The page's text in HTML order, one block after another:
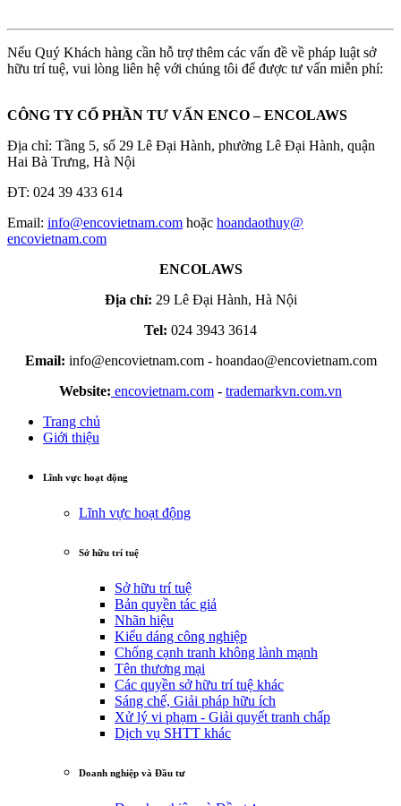
Nếu Quý Khách hàng cần hỗ trợ thêm các vấn đề về pháp luật sở
hữu trí tuệ, vui lòng liên hệ với chúng tôi để được tư vấn miễn phí:
CÔNG TY CỔ PHẦN TƯ VẤN ENCO – ENCOLAWS
Địa chỉ: Tầng 5, số 29 Lê Đại Hành, phường Lê Đại Hành, quận
Hai Bà Trưng, Hà Nội
ĐT: 024 39 433 614
Email: info​@​encovietnam.com hoặc hoandaothuy​@
encovietnam.com
ENCOLAWS
Địa chỉ: 29 Lê Đại Hành, Hà Nội
Tel: 024 3943 3614
Email: info@encovietnam.com- hoandao@encovietnam.com
Website: encovietnam.com - trademarkvn.com.vn
Trang chủ
Giới thiệu
Lĩnh vực hoạt động
Lĩnh vực hoạt động
Sở hữu trí tuệ
Sở hữu trí tuệ
Bản quyền tác giả
Nhãn hiệu
Kiểu dáng công nghiệp
Chống cạnh tranh không lành mạnh
Tên thương mại
Các quyền sở hữu trí tuệ khác
Sáng chế, Giải pháp hữu ích
Xử lý vi phạm - Giải quyết tranh chấp
Dịch vụ SHTT khác
Doanh nghiệp và Đầu tư